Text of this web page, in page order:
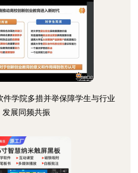
件学院多措并举保障学生与行业
发展同频共振